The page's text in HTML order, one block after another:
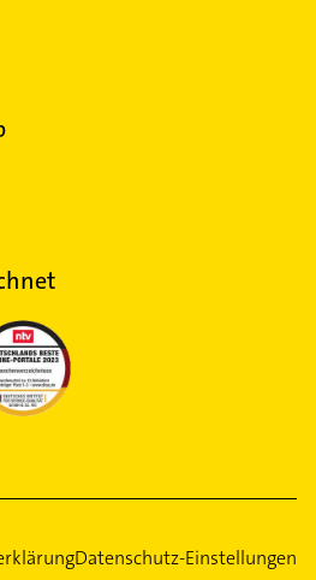
Datenschutz-Einstellungen